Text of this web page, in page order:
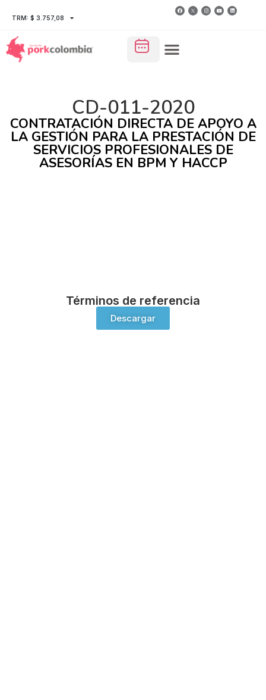
TRM: $ 3.757,08
CD-011-2020
CONTRATACIÓN DIRECTA DE APOYO A
LA GESTIÓN PARA LA PRESTACIÓN DE
SERVICIOS PROFESIONALES DE
ASESORÍAS EN BPM Y HACCP
Términos de referencia
Descargar